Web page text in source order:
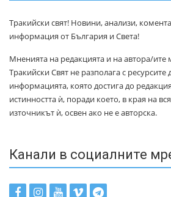
Тракийски свят! Новини, анализи,
информация от България и Света!
Мненията на редакцията и на автора/ите
Тракийски Свят не разполага с ресурсите
информацията, която достига до
истинността ѝ, поради което, в края на
източникът ѝ, освен ако не е авторска.
Канали в социалните